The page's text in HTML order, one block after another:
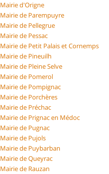
Mairie d'Origne
Mairie de Parempuyre
Mairie de Pellegrue
Mairie de Pessac
Mairie de Petit Palais et Cornemps
Mairie de Pineuilh
Mairie de Pleine Selve
Mairie de Pomerol
Mairie de Pompignac
Mairie de Porchères
Mairie de Préchac
Mairie de Prignac en Médoc
Mairie de Pugnac
Mairie de Pujols
Mairie de Puybarban
Mairie de Queyrac
Mairie de Rauzan